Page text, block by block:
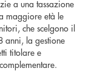
a una tassazione
maggiore età le
che scelgono il
anni, la gestione
titolare e